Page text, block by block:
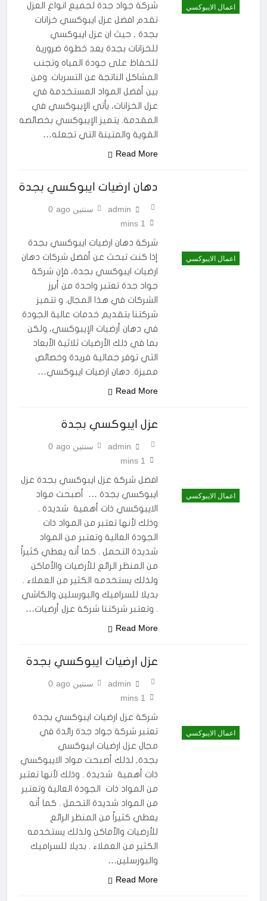
اعمال الايبوكسي
شركة جواد جدة لجميع انواع العزل
تقدم افضل عزل ايبوكسي خزانات
بجدة , حيث ان عزل ايبوكسي
للخزانات بجدة يعد خطوة ضرورية
للحفاظ على جودة المياه وتجنب
المشاكل الناتجة عن التسربات. ومن
بين أفضل المواد المستخدمة في
عزل الخزانات، يأتي الإيبوكسي في
المقدمة. يتميز الإيبوكسي بخصائصه
القوية والمتينة التي تجعله…
Read More
اعمال الايبوكسي
دهان ارضيات ايبوكسي بجدة
admin سنتين ago
0
1 mins
شركة دهان ارضيات ايبوكسي بجدة
إذا كنت تبحث عن أفضل شركات دهان
ارضيات ايبوكسي بجدة، فإن شركة
جواد جدة تعتبر واحدة من أبرز
الشركات في هذا المجال. و تتميز
شركتنا بتقديم خدمات عالية الجودة
في دهان أرضيات الإيبوكسي، ولكن
بما في ذلك الأرضيات ثلاثية الأبعاد
التي توفر جمالية فريدة وخصائص
مميزة. دهان ارضيات ايبوكسي…
Read More
اعمال الايبوكسي
عزل ايبوكسي بجدة
admin سنتين ago
0
1 mins
افضل شركة عزل ايبوكسي بجدة عزل
ايبوكسي بجدة … أصبحت مواد
الايبوكسي ذات أهمية شديدة .
وذلك لأنها تعتبر من المواد ذات
الجودة العالية وتعتبر من المواد
شديدة التحمل . كما أنه يعطي كثيراً
من المنظر الرائع للأرضيات والأماكن
ولذلك يستخدمه الكثير من العملاء .
بديلا للسراميك والبورسلين والكاشي
. وتعتبر شركتنا شركة عزل أرضيات…
Read More
اعمال الايبوكسي
عزل ارضيات ايبوكسي بجدة
admin سنتين ago
0
1 mins
شركة عزل ارضيات ايبوكسي بجدة
تعتبر شركة جواد جدة رائدة في
مجال عزل ارضيات ايبوكسي
بجدة, لذلك أصبحت مواد الايبوكسي
ذات أهمية شديدة . وذلك لأنها تعتبر
من المواد ذات الجودة العالية وتعتبر
من المواد شديدة التحمل . كما أنه
يعطي كثيراً من المنظر الرائع
للأرضيات والأماكن ولذلك يستخدمه
الكثير من العملاء . بديلا للسراميك
والبورسلين…
Read More